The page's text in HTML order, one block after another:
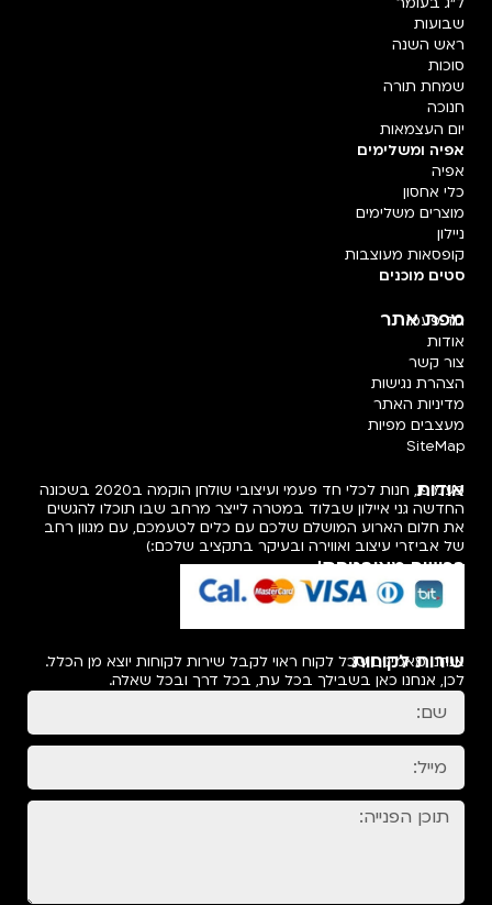
שבועות
ראש השנה
סוכות
שמחת תורה
חנוכה
יום העצמאות
אפיה ומשלימים
אפיה
כלי אחסון
מוצרים משלימים
ניילון
קופסאות מעוצבות
סטים מוכנים
מפת אתר
חד פעמי
אודות
צור קשר
הצהרת נגישות
מדיניות האתר
מעצבים מפיות
SiteMap
אודות
פעמיפו, חנות לכלי חד פעמי ועיצובי שולחן הוקמה ב2020 בשכונה
החדשה גני איילון שבלוד במטרה לייצר מרחב שבו תוכלו להגשים
את חלום הארוע המושלם שלכם עם כלים לטעמכם, עם מגוון רחב
של אביזרי עיצוב ואווירה ובעיקר בתקציב שלכם:)
רכישה מאובטחת!
שירות לקוחות
אנחנו מאמינים שכל לקוח ראוי לקבל שירות לקוחות יוצא מן הכלל.
לכן, אנחנו כאן בשבילך בכל עת, בכל דרך ובכל שאלה.